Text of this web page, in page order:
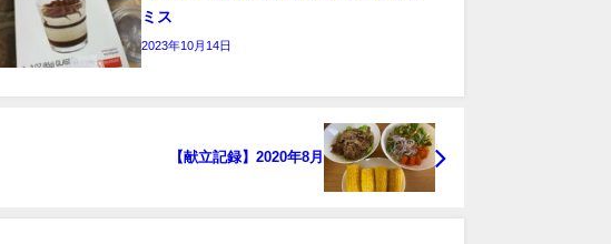
ミス
2023年10月14日
【献立記録】2020年8月